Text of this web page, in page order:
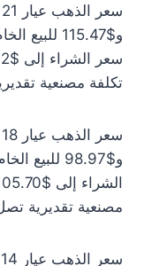
و$115.47
تكلفة مصنعية
و$98.97
مصنعية تقديرية تصل